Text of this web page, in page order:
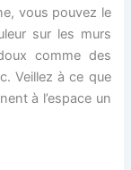
vous pouvez le
sur les murs
comme des
Veillez à ce que
à l’espace un